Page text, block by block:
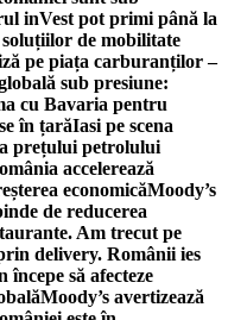
inVest pot primi până la
de mobilitate
pe piața carburanților –
sub presiune:
cu Bavaria pentru
în țarăIasi pe scena
prețului petrolului
accelerează
economicăMoody’s
de reducerea
Am trecut pe
delivery. Românii ies
să afecteze
Moody’s avertizează